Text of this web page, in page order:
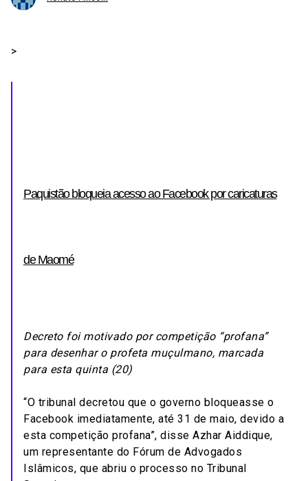
>
Paquistão bloqueia acesso ao Facebook por caricaturas
de Maomé
Decreto foi motivado por competição “profana”
para desenhar o profeta muçulmano, marcada
para esta quinta (20)
“O tribunal decretou que o governo bloqueasse o
Facebook imediatamente, até 31 de maio, devido a
esta competição profana”, disse Azhar Aiddique,
um representante do Fórum de Advogados
Islâmicos, que abriu o processo no Tribunal